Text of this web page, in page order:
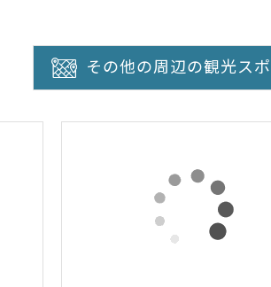
その他の周辺の観光ス